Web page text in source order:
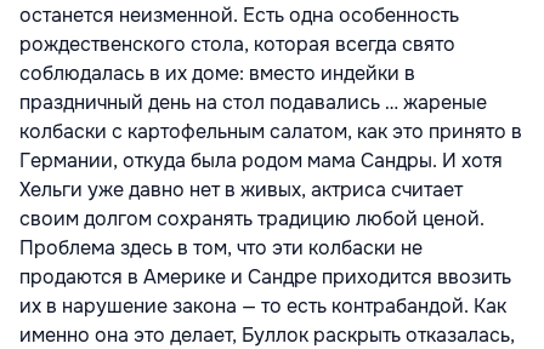
останется неизменной. Есть одна особенность
рождественского стола, которая всегда свято
соблюдалась в их доме: вместо индейки в
праздничный день на стол подавались … жареные
колбаски с картофельным салатом, как это принято в
Германии, откуда была родом мама Сандры. И хотя
Хельги уже давно нет в живых, актриса считает
своим долгом сохранять традицию любой ценой.
Проблема здесь в том, что эти колбаски не
продаются в Америке и Сандре приходится ввозить
их в нарушение закона — то есть контрабандой. Как
именно она это делает, Буллок раскрыть отказалась,